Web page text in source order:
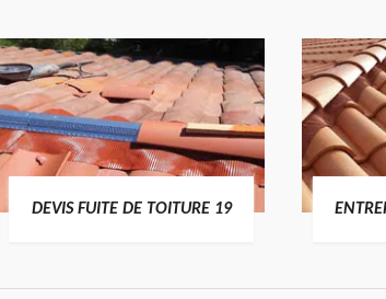
DEVIS FUITE DE TOITURE 19